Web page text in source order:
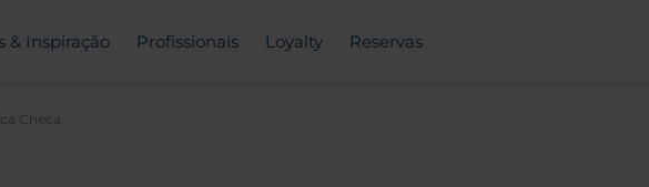
& Inspiração Profissionais Loyalty Reservas
Checa